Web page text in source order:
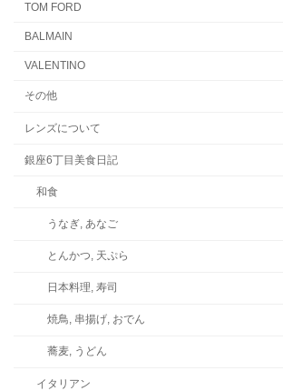
TOM FORD
BALMAIN
VALENTINO
その他
レンズについて
銀座6丁目美食日記
和食
うなぎ, あなご
とんかつ, 天ぷら
日本料理, 寿司
焼鳥, 串揚げ, おでん
蕎麦, うどん
イタリアン